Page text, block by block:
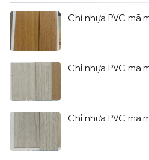
Chỉ nhựa PVC mã
Chỉ nhựa PVC mã
Chỉ nhựa PVC mã